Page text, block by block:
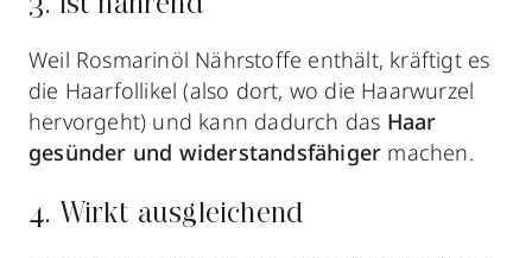
Weil Rosmarinöl Nährstoffe enthält, kräftigt es
die Haarfollikel (also dort, wo die Haarwurzel
hervorgeht) und kann dadurch das Haar
gesünder und widerstandsfähiger machen.
4. Wirkt ausgleichend